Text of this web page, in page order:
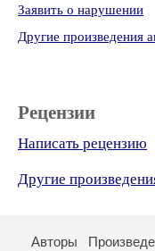
Заявить о нарушении
Другие произведения
Рецензии
Написать рецензию
Другие
Авторы